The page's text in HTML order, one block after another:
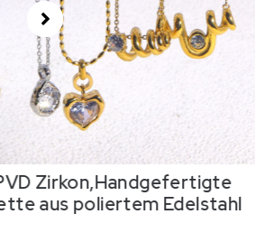
18K PVD
Halskette aus